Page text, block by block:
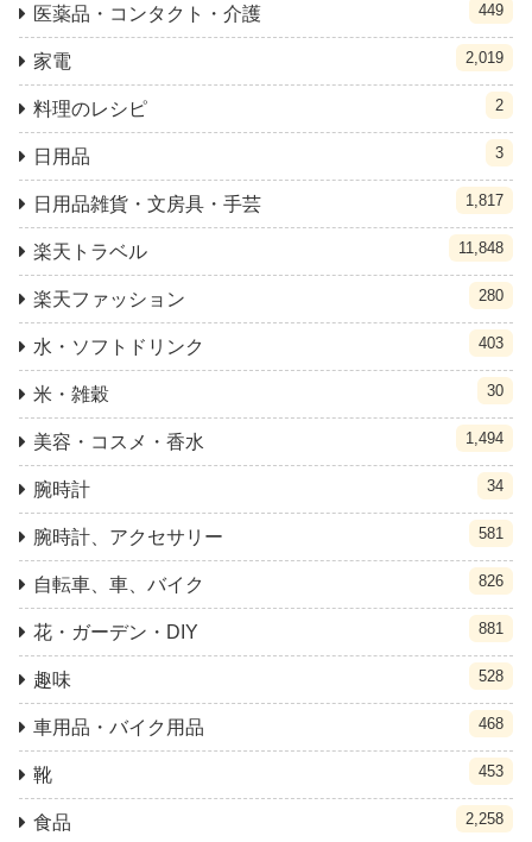
医薬品・コンタクト・介護 449
家電 2,019
料理のレシピ 2
日用品 3
日用品雑貨・文房具・手芸 1,817
楽天トラベル 11,848
楽天ファッション 280
水・ソフトドリンク 403
米・雑穀 30
美容・コスメ・香水 1,494
腕時計 34
腕時計、アクセサリー 581
自転車、車、バイク 826
花・ガーデン・DIY 881
趣味 528
車用品・バイク用品 468
靴 453
食品 2,258